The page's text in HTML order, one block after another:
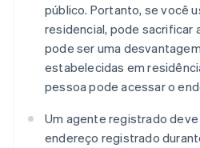
público. Portanto, se você
residencial, pode sacrificar
pode ser uma
estabelecidas em
pessoa pode acessar o
Um agente registrado
endereço registrado